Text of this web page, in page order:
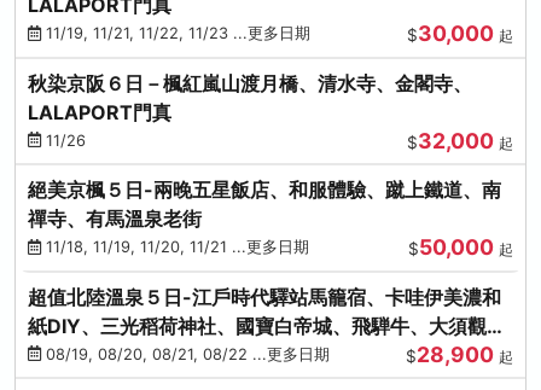
LALAPORT門真
11/19, 11/21, 11/22, 11/23 ...更多日期 $30,000 起
秋染京阪６日－楓紅嵐山渡月橋、清水寺、金閣寺、
LALAPORT門真
11/26 $32,000 起
絕美京楓５日-兩晚五星飯店、和服體驗、蹴上鐵道、南
禪寺、有馬溫泉老街
11/18, 11/19, 11/20, 11/21 ...更多日期 $50,000 起
超值北陸溫泉５日-江戶時代驛站馬籠宿、卡哇伊美濃和
紙DIY、三光稻荷神社、國寶白帝城、飛騨牛、大須觀音
街、下呂溫泉
08/19, 08/20, 08/21, 08/22 ...更多日期 $28,900 起